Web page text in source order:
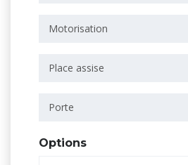
Motorisation
Place assise
Porte
Options